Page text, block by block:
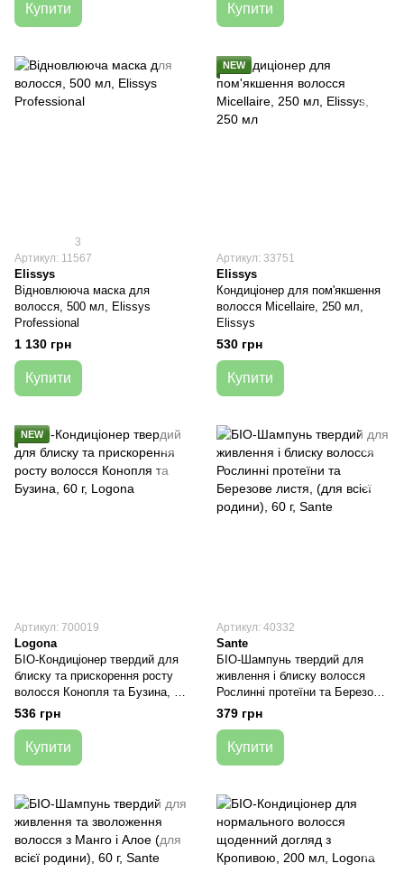
Купити Купити
3
Артикул: 11567
Elissys
Відновлююча маска для
волосся, 500 мл, Elissys
Professional
1 130 грн
Купити
NEW
Артикул: 33751
Elissys
Кондиціонер для пом'якшення
волосся Micellaire, 250 мл,
Elissys
530 грн
Купити
NEW
Артикул: 700019
Logona
БІО-Кондиціонер твердий для
блиску та прискорення росту
волосся Конопля та Бузина, 60
г, Logona
536 грн
Купити
Артикул: 40332
Sante
БІО-Шампунь твердий для
живлення і блиску волосся
Рослинні протеїни та Березове
листя, (для всієї родини), 60 г,
379 грн
Купити